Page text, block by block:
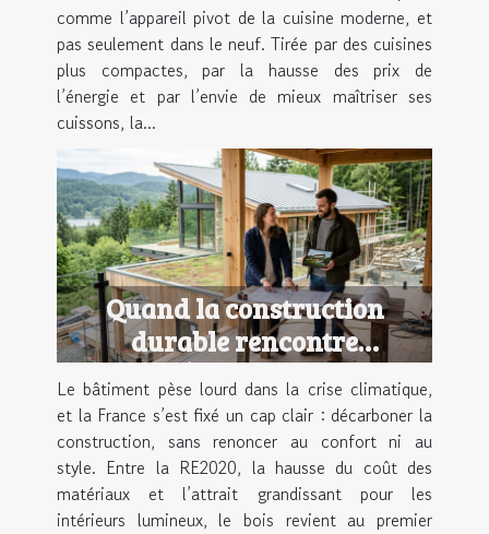
comme l’appareil pivot de la cuisine moderne, et
pas seulement dans le neuf. Tirée par des cuisines
plus compactes, par la hausse des prix de
l’énergie et par l’envie de mieux maîtriser ses
cuissons, la...
Quand la construction
durable rencontre
l’esthétique moderne
Le bâtiment pèse lourd dans la crise climatique,
et la France s’est fixé un cap clair : décarboner la
construction, sans renoncer au confort ni au
style. Entre la RE2020, la hausse du coût des
matériaux et l’attrait grandissant pour les
intérieurs lumineux, le bois revient au premier